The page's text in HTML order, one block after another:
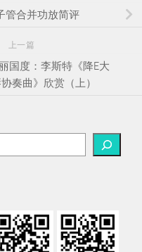
管合并功放简评
上一篇
国度：李斯特《降E大
奏曲》欣赏（上）